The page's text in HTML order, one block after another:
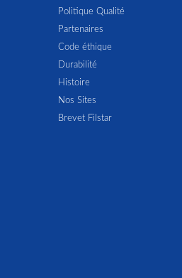
Politique Qualité
Partenaires
Code éthique
Durabilité
Histoire
Nos Sites
Brevet Filstar